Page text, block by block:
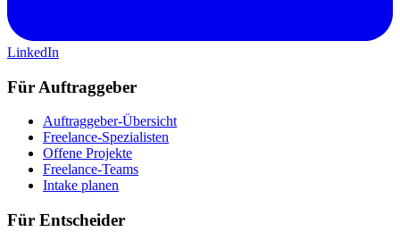
LinkedIn
Für Auftraggeber
Auftraggeber-Übersicht
Freelance-Spezialisten
Offene Projekte
Freelance-Teams
Intake planen
Für Entscheider